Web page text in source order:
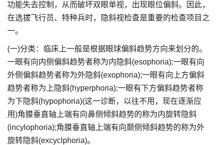
功能失去控制，从而破坏双眼单视，出现眼位偏斜。因此，
在选拔飞行员、特种兵时，隐斜视检查是重要的检查项目之
一。
(一)分类：临床上一般是根据眼球偏斜趋势方向来划分的。
一眼有向内侧偏斜趋势者称为内隐斜(esophoria);一眼有向
外侧偏斜趋势者称为外隐斜(exophoria);一眼有向上方偏斜
趋势者称为上隐斜(hyperphoria);一眼有下方偏斜趋势者称
为下隐斜(hypophoria)(这一诊断，以往不用，现在逐渐应
用)角膜垂直轴上端有向鼻侧倾斜趋势的称为内旋转隐斜
(incylophoria);角膜垂直轴上端有向颞侧倾斜趋势的称为外
旋转隐斜(excyclphoria)。